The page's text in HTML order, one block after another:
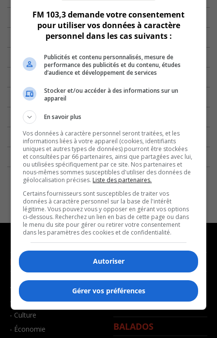
NOUVELLES
- Affaires municipales
- Communauté / Social
- Culture
- Économie
MUSIQUE
- Décompte franco
- Joué récemment
BALADOS
FM 103,3 demande votre consentement
pour utiliser vos données à caractère
personnel dans les cas suivants :
Publicités et contenu personnalisés, mesure de
performance des publicités et du contenu, études
d’audience et développement de services
Stocker et/ou accéder à des informations sur un
appareil
En savoir plus
Vos données à caractère personnel seront traitées, et les
informations liées à votre appareil (cookies, identifiants
uniques et autres types de données) pourront être stockées
et consultées par 66 partenaires, ainsi que partagées avec lui,
ou utilisées spécifiquement par ce site. Nos partenaires et
nous-mêmes sommes susceptibles d'utiliser des données de
géolocalisation précises. Liste des partenaires.
Certains fournisseurs sont susceptibles de traiter vos
données à caractère personnel sur la base de l'intérêt
légitime. Vous pouvez vous y opposer en gérant vos options
ci-dessous. Recherchez un lien en bas de cette page ou dans
le menu du site pour gérer ou retirer votre consentement
dans les paramètres des cookies et de confidentialité.
Autoriser
Gérer vos préférences